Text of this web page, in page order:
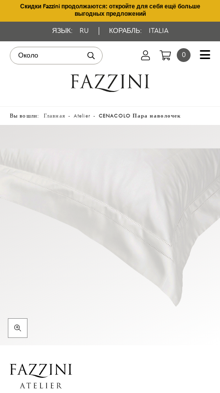
Скидки Fazzini продолжаются: откройте для себя ещё больше
выгодных предложений
ЯЗЫК: RU КОРАБЛЬ: ITALIA
0
Вы вошли: Главная Atelier CENACOLO Пара наволочек